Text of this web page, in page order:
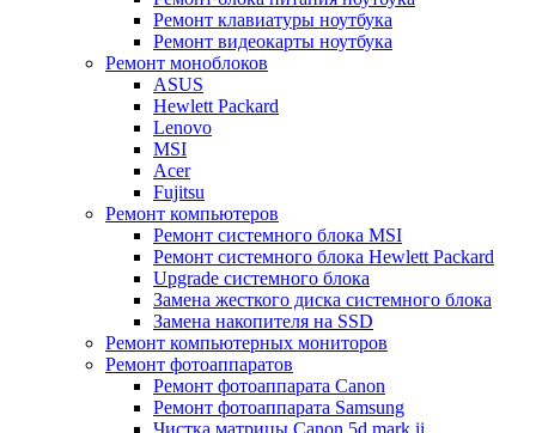
Ремонт клавиатуры ноутбука
Ремонт видеокарты ноутбука
Ремонт моноблоков
ASUS
Hewlett Packard
Lenovo
MSI
Acer
Fujitsu
Ремонт компьютеров
Ремонт системного блока MSI
Ремонт системного блока Hewlett Packard
Upgrade системного блока
Замена жесткого диска системного блока
Замена накопителя на SSD
Ремонт компьютерных мониторов
Ремонт фотоаппаратов
Ремонт фотоаппарата Canon
Ремонт фотоаппарата Samsung
Чистка матрицы Canon 5d mark ii